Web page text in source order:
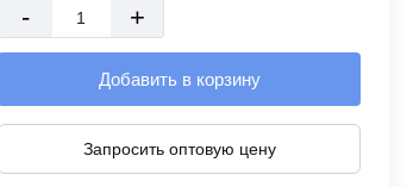
- +
Добавить в корзину
Запросить оптовую цену